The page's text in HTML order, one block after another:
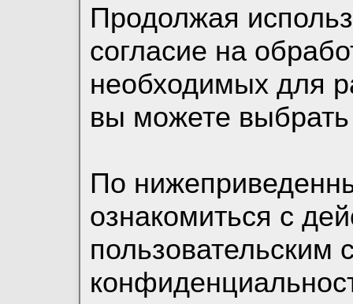
Продолжая
согласие на
необходимых для
вы можете
По
ознакомиться с
пользовательским